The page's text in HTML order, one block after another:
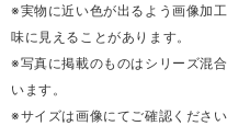
※実物に近い色が出るよう画像加
味に見えることがあります。
※写真に掲載のものはシリーズ混
います。
※サイズは画像にてご確認ください